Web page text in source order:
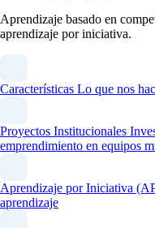
Aprendizaje basado en
aprendizaje por iniciativa.
Características Lo que nos
Proyectos Institucionales
emprendimiento en equipos
Aprendizaje por Iniciativa
aprendizaje